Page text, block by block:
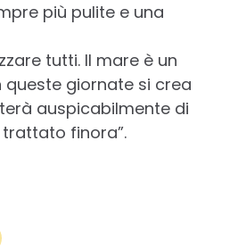
più pulite e una
tutti. Il mare è un
giornate si crea
auspicabilmente di
finora”.